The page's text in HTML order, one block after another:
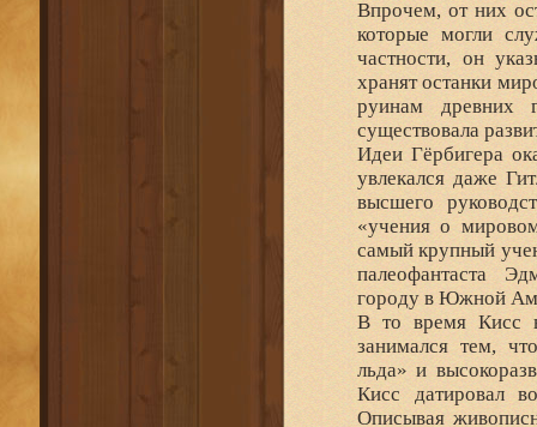
Впрочем, от них
которые могли
частности, он
хранят останки
руинам древних
существовала
Идеи Гёрбигера
увлекался даже
высшего
«учения о
самый крупный
палеофантаста
городу в Южной
В то время Кисс
занимался тем,
льда» и
Кисс датировал
Описывая